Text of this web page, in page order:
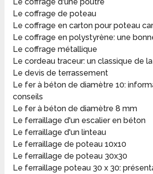
Le coffrage de poteau
Le coffrage en carton pour poteau
Le coffrage en polystyrène: une
Le coffrage métallique
Le cordeau traceur: un classique de
Le devis de terrassement
Le fer à béton de diamètre 10:
conseils
Le fer à béton de diamètre 8 mm
Le ferraillage d'un escalier en béton
Le ferraillage d'un linteau
Le ferraillage de poteau 10x10
Le ferraillage de poteau 30x30
Le ferraillage poteau 30 x 30: